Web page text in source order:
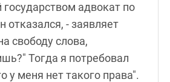
адвокат по
отказался, - заявляет
свободу слова,
Тогда я потребовал
у меня нет такого права".